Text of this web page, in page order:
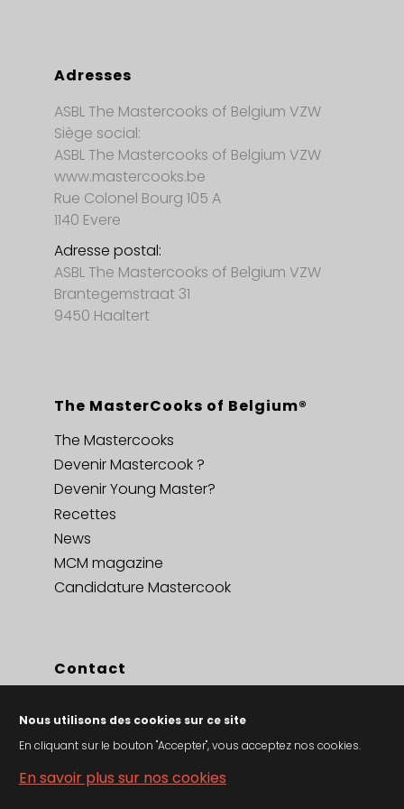
Adresses
ASBL The Mastercooks of Belgium VZW
Siège social:
ASBL The Mastercooks of Belgium VZW
www.mastercooks.be
Rue Colonel Bourg 105 A
1140 Evere
Adresse postal:
ASBL The Mastercooks of Belgium VZW
Brantegemstraat 31
9450 Haaltert
The MasterCooks of Belgium®
The Mastercooks
Devenir Mastercook ?
Devenir Young Master?
Recettes
News
MCM magazine
Candidature Mastercook
Contact
Privacy policy en cookies
Conditions générales de vent
Nous utilisons des cookies sur ce site
En cliquant sur le bouton "Accepter", vous acceptez nos cookies.
En savoir plus sur nos cookies